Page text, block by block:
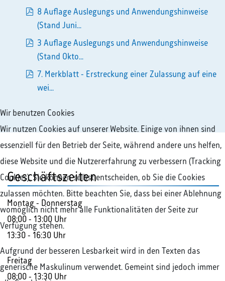
pdf
pdf
8 Auflage Auslegungs und Anwendungshinweise
(Stand Juni...
pdf
3 Auflage Auslegungs und Anwendungshinweise
(Stand Okto...
pdf
7. Merkblatt - Erstreckung einer Zulassung auf eine
wei...
Geschäftszeiten
Montag - Donnerstag
08:00 - 13:00 Uhr
13:30 - 16:30 Uhr
Freitag
08:00 - 13:30 Uhr
Wir benutzen Cookies
Wir nutzen Cookies auf unserer Website. Einige von ihnen sind
essenziell für den Betrieb der Seite, während andere uns helfen,
diese Website und die Nutzererfahrung zu verbessern (Tracking
Cookies). Sie können selbst entscheiden, ob Sie die Cookies
zulassen möchten. Bitte beachten Sie, dass bei einer Ablehnung
womöglich nicht mehr alle Funktionalitäten der Seite zur
Verfügung stehen.
Aufgrund der besseren Lesbarkeit wird in den Texten das
generische Maskulinum verwendet. Gemeint sind jedoch immer